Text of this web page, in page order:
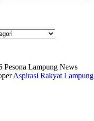
Lampung News
Aspirasi Rakyat Lampung